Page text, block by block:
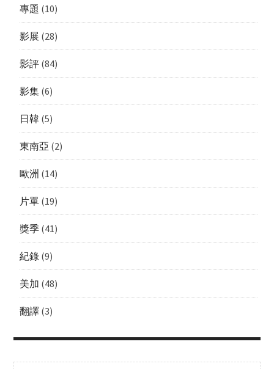
專題 (10)
影展 (28)
影評(84)
影集(6)
日韓(5)
東南亞 (2)
歐洲 (14)
片單(19)
獎季(41)
紀錄(9)
美加 (48)
翻譯(3)